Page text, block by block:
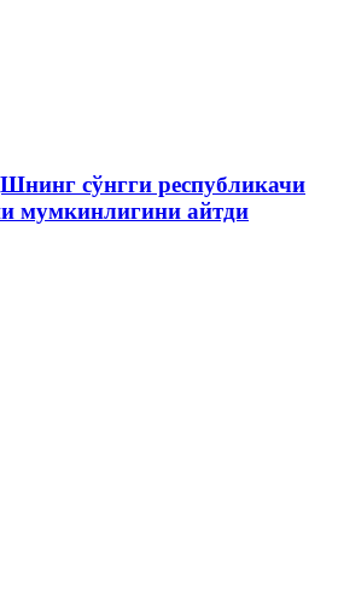
сўнгги республикачи
мумкинлигини айтди